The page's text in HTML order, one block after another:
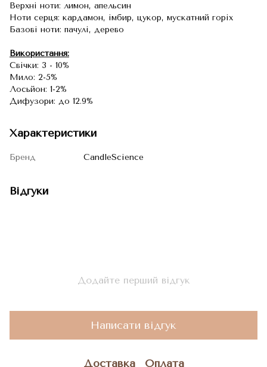
Верхні ноти: лимон, апельсин
Ноти серця: кардамон, імбир, цукор, мускатний горіх
Базові ноти: пачулі, дерево
Використання:
Свічки: 3 - 10%
Мило: 2-5%
Лосьйон: 1-2%
Дифузори: до 12.9%
Характеристики
Бренд CandleScience
Відгуки
Додайте перший відгук
Написати відгук
Доставка Оплата